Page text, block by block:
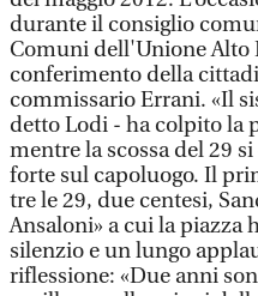
durante il consiglio
Comuni dell'Unione Alto
conferimento della
commissario Errani. «Il
detto Lodi - ha colpito la
mentre la scossa del 29
forte sul capoluogo. Il
tre le 29, due centesi,
Ansaloni» a cui la
silenzio e un lungo
riflessione: «Due anni